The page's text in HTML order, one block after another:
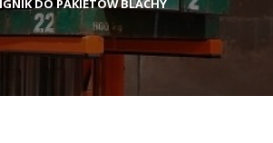
DO PAKIETÓW BLACHY